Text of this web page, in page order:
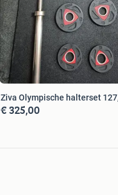
Ziva Olympische halterset
€ 325,00